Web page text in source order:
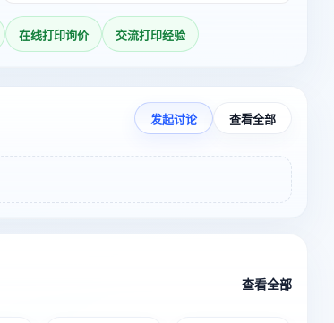
在线打印询价 交流打印经验
发起讨论 查看全部
查看全部